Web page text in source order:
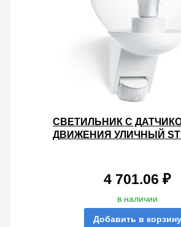
СВЕТИЛЬНИК С
ДВИЖЕНИЯ УЛИЧНЫЙ
4 701.06 ₽
в наличии
Добавить в корзину